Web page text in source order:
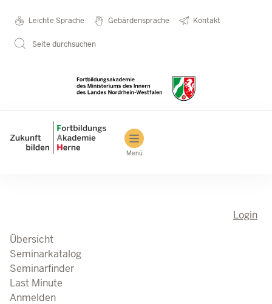
Metanavigation
Leichte Sprache Gebärdensprache Kontakt
Seite durchsuchen
Main navigation
Menü
Login
Übersicht
Seminarkatalog
Seminarfinder
Last Minute
Anmelden